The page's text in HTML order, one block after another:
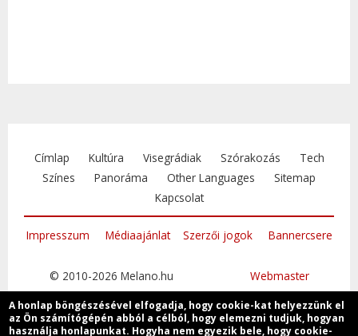
Címlap Kultúra Visegrádiak Szórakozás
Tech
Színes
Panoráma Other Languages
Sitemap
Kapcsolat
Impresszum Médiaajánlat Szerzői jogok Bannercsere
© 2010-2026 Melano.hu Webmaster
A honlap böngészésével elfogadja, hogy cookie-kat helyezzünk el
az Ön számítógépén abból a célból, hogy elemezni tudjuk, hogyan
használja honlapunkat. Hogyha nem egyezik bele, hogy cookie-